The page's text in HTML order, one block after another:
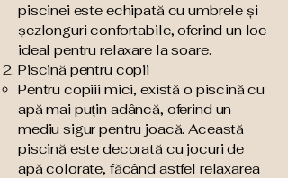
piscinei este echipată cu umbrele și
șezlonguri confortabile, oferind un loc
ideal pentru relaxare la soare.
Piscină pentru copii​
Pentru copiii mici, există o piscină cu
apă mai puțin adâncă, oferind un
mediu sigur pentru joacă. Această
piscină este decorată cu jocuri de
apă colorate, făcând astfel relaxarea